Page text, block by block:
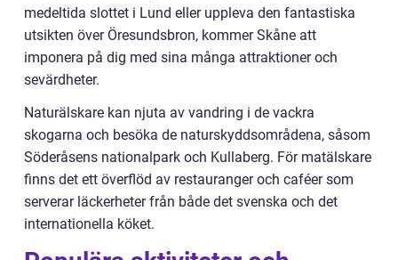
medeltida slottet i Lund eller uppleva den fantastiska
utsikten över Öresundsbron, kommer Skåne att
imponera på dig med sina många attraktioner och
sevärdheter.
Naturälskare kan njuta av vandring i de vackra
skogarna och besöka de naturskyddsområdena, såsom
Söderåsens nationalpark och Kullaberg. För matälskare
finns det ett överflöd av restauranger och caféer som
serverar läckerheter från både det svenska och det
internationella köket.